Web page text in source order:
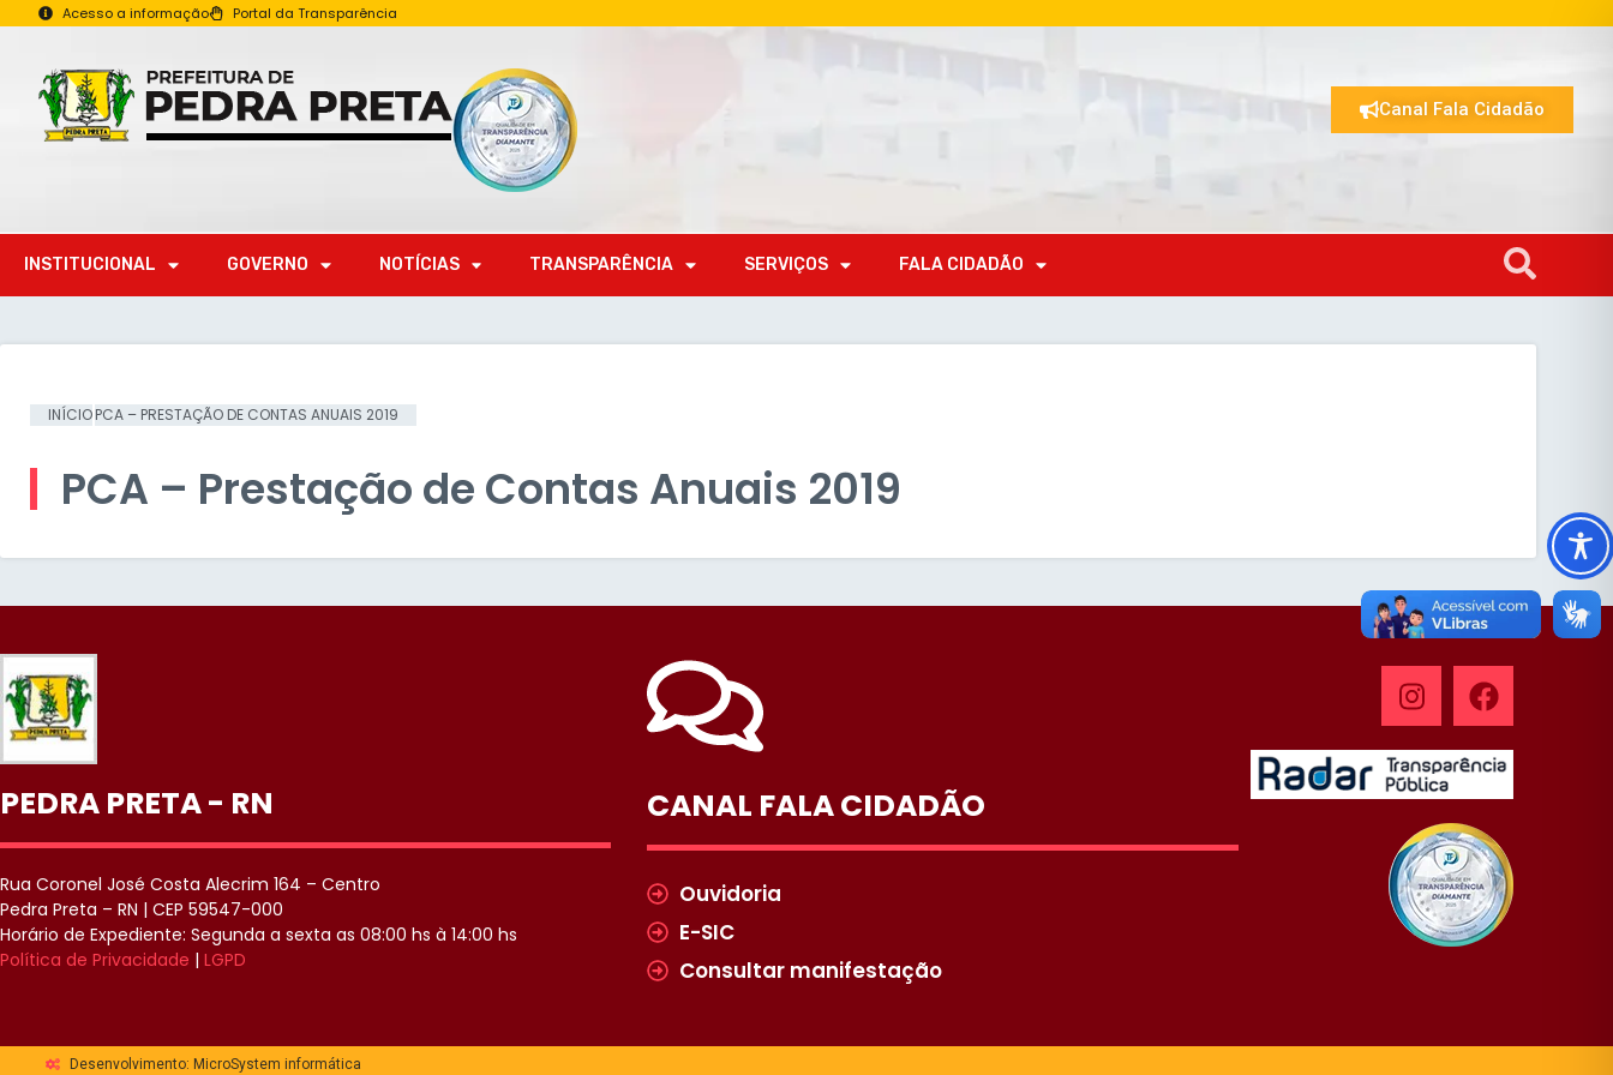
Acesso a informação Portal da Transparência
Canal Fala Cidadão
INSTITUCIONAL GOVERNO NOTÍCIAS TRANSPARÊNCIA SERVIÇOS FALA CIDADÃO
INÍCIOPCA – PRESTAÇÃO DE CONTAS ANUAIS 2019
PCA – Prestação de Contas Anuais 2019
PEDRA PRETA - RN
Rua Coronel José Costa Alecrim 164 – Centro
Pedra Preta – RN | CEP 59547-000
Horário de Expediente: Segunda a sexta as 08:00 hs à 14:00 hs
Política de Privacidade | LGPD
CANAL FALA CIDADÃO
Ouvidoria
E-SIC
Consultar manifestação
Desenvolvimento: MicroSystem informática